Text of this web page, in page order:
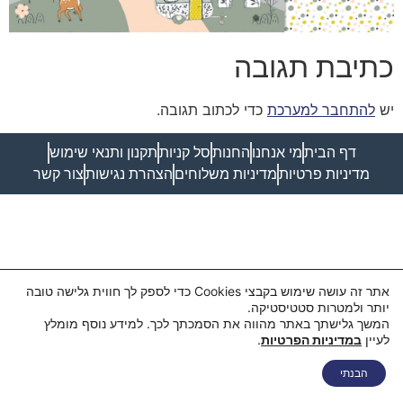
כתיבת תגובה
יש להתחבר למערכת כדי לכתוב תגובה.
דף הביתמי אנחנו החנותסל קניותתקנון ותנאי שימוש
מדיניות פרטיותמדיניות משלוחים הצהרת נגישותצור קשר
אתר זה עושה שימוש בקבצי Cookies כדי לספק לך חווית גלישה טובה
יותר ולמטרות סטטיסטיקה.
המשך גלישתך באתר מהווה את הסמכתך לכך. למידע נוסף מומלץ
לעיין במדיניות הפרטיות.
הבנתי